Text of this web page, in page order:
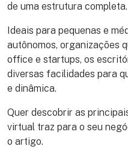
de uma estrutura completa.
Ideais para pequenas e
autônomos, organizações
office e startups, os
diversas facilidades para
e dinâmica.
Quer descobrir as
virtual traz para o seu
o artigo.